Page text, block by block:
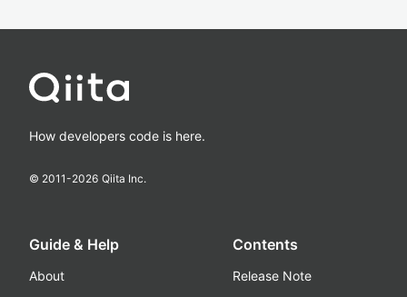
How developers code is here.
© 2011-2026 Qiita Inc.
Guide & Help
About
Contents
Release Note